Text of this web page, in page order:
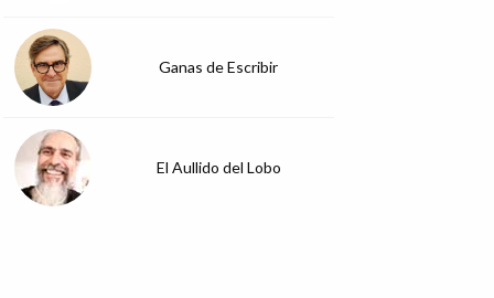
Ganas de Escribir
El Aullido del Lobo